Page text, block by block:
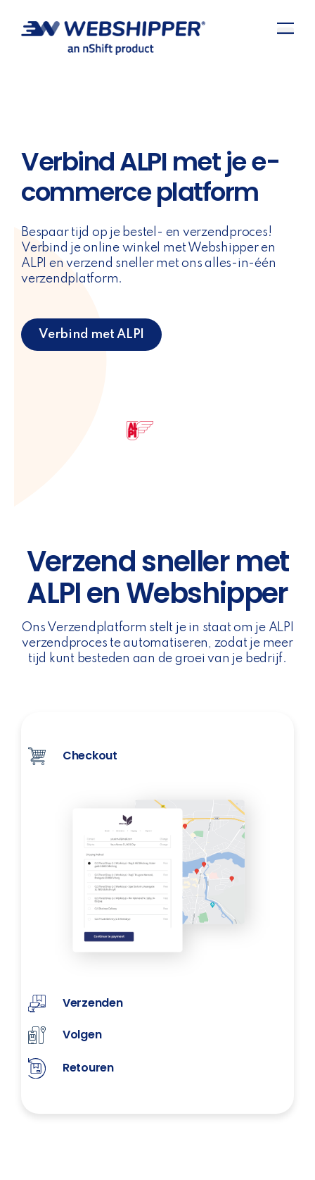
Verbind ALPI met je e-
commerce platform
Bespaar tijd op je bestel- en verzendproces!
Verbind je online winkel met Webshipper en
ALPI en verzend sneller met ons alles-in-één
verzendplatform.
Verbind met ALPI
Verzend sneller met
ALPI en Webshipper
Ons Verzendplatform stelt je in staat om je ALPI
verzendproces te automatiseren, zodat je meer
tijd kunt besteden aan de groei van je bedrijf.
Checkout
Verzenden
Volgen
Retouren